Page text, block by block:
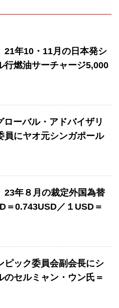
21年10・11月の日本発シ
行燃油サーチャージ5,000
ローバル・アドバイザリ
員にヤオ元シンガポール
23年８月の裁定外国為替
＝0.743USD／１USD＝
ピック委員会副会長にシ
のセルミャン・ウン氏＝